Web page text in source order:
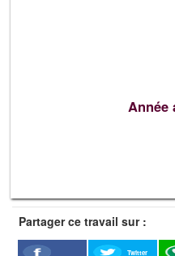
Année
Partager ce travail sur :
Twitter